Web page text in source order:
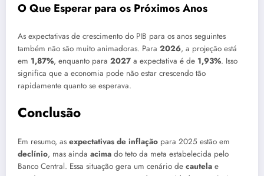
O Que Esperar para os Próximos Anos
As expectativas de crescimento do PIB para os anos seguintes
também não são muito animadoras. Para 2026, a projeção está
em 1,87%, enquanto para 2027 a expectativa é de 1,93%. Isso
significa que a economia pode não estar crescendo tão
rapidamente quanto se esperava.
Conclusão
Em resumo, as expectativas de inflação para 2025 estão em
declínio, mas ainda acima do teto da meta estabelecida pelo
Banco Central. Essa situação gera um cenário de cautela e